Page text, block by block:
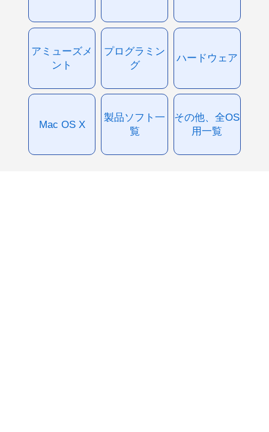
アミューズメ
ント
プログラミン
グ
ハードウェア
Mac OS X
製品ソフト一
覧
その他、全OS
用一覧